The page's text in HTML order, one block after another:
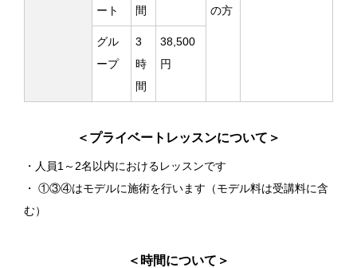
ート
間
の方
グル
ープ
3
時
間
38,500
円
＜プライベートレッスンについて＞
・人員1～2名以内におけるレッスンです
・ ①③④はモデルに施術を行います（モデル料は受講料に含
む）
＜時間について＞